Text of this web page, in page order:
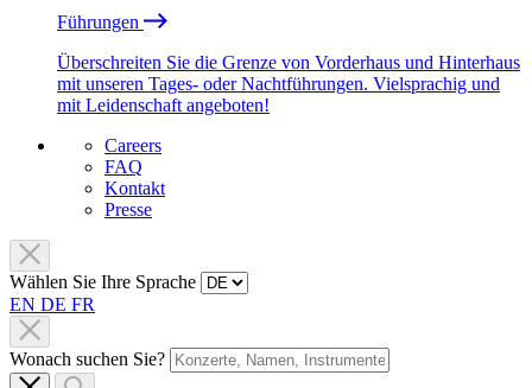
Führungen
Überschreiten Sie die Grenze von Vorderhaus und Hinterhaus
mit unseren Tages- oder Nachtführungen. Vielsprachig und
mit Leidenschaft angeboten!
Careers
FAQ
Kontakt
Presse
Wählen Sie Ihre Sprache
EN DE FR
Wonach suchen Sie?